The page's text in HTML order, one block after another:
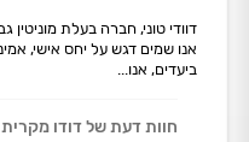
דוודי טוני, חברה בעלת
אנו שמים דגש על יחס אישי,
ביעדים, אנו...
חוות דעת של דודו מקרית